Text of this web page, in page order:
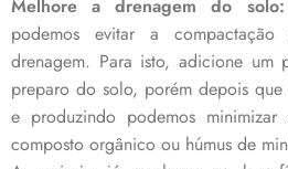
Melhore a drenagem do solo:
podemos evitar a
drenagem. Para isto, adicione um
preparo do solo, porém depois
e produzindo podemos
composto orgânico ou húmus de